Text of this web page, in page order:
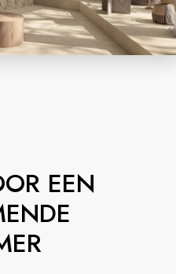
EEN